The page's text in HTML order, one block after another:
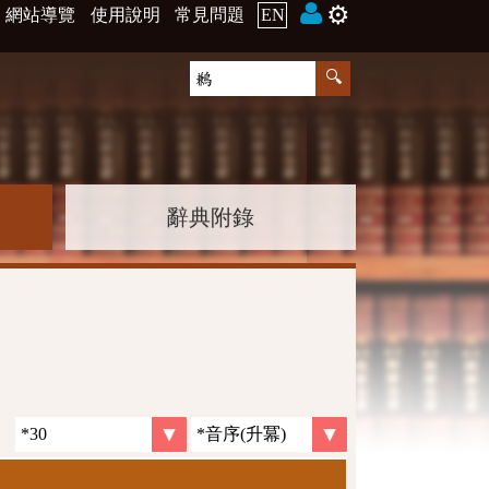
網站導覽 使用說明 常見問題 EN ⚙️
辭典附錄